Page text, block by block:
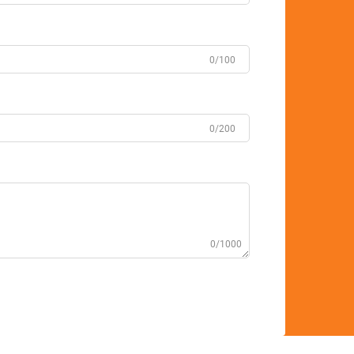
0/100
0/200
0/1000